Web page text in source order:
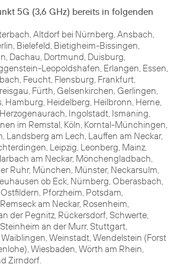
5G (3,6 GHz) bereits in folgenden
Altdorf bei Nürnberg, Ansbach,
Bielefeld, Bietigheim-Bissingen,
Dachau, Dortmund, Duisburg,
Leopoldshafen, Erlangen, Essen,
Feucht, Flensburg, Frankfurt,
Fürth, Gelsenkirchen, Gerlingen,
Hamburg, Heidelberg, Heilbronn, Herne,
Ingolstadt, Ismaning,
im Remstal, Köln, Korntal-Münchingen,
Landsberg am Lech, Lauffen am Neckar,
Leipzig, Leonberg, Mainz,
am Neckar, Mönchengladbach,
Ruhr, München, Münster, Neckarsulm,
ob Eck, Nürnberg, Oberasbach,
Pforzheim, Potsdam,
am Neckar, Rosenheim,
der Pegnitz, Rückersdorf, Schwerte,
an der Murr, Stuttgart,
Weinstadt, Wendelstein (Forst
Wiesbaden, Wörth am Rhein,
Zirndorf.